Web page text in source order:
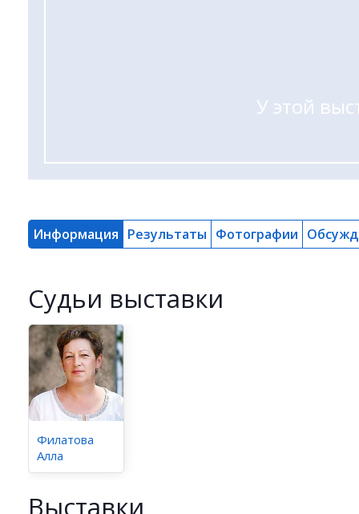
У этой
Информация Результаты Фотографии
Cудьи выставки
Филатова
Алла
Выставки